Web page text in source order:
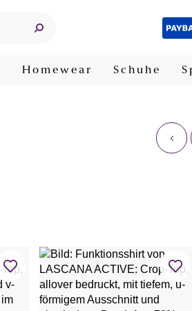
Homewear Schuhe